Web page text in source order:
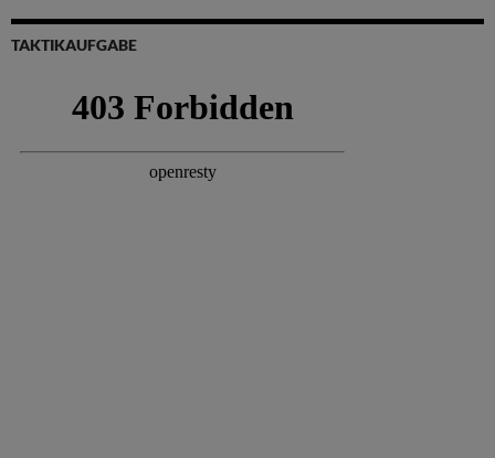
TAKTIKAUFGABE